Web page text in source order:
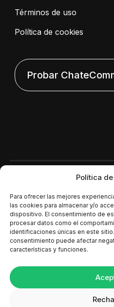
Polí­tica
Para ofrecer las mejores
las cookies para almacenar y/o
dispositivo. El consentimiento de
procesar datos como el
identificaciones únicas en este
consentimiento puede afectar
características y funciones.
Términos de uso
Política de cookies
Probar